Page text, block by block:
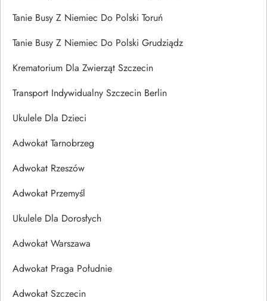
Tanie Busy Z Niemiec Do Polski Toruń
Tanie Busy Z Niemiec Do Polski Grudziądz
Krematorium Dla Zwierząt Szczecin
Transport Indywidualny Szczecin Berlin
Ukulele Dla Dzieci
Adwokat Tarnobrzeg
Adwokat Rzeszów
Adwokat Przemyśl
Ukulele Dla Dorosłych
Adwokat Warszawa
Adwokat Praga Południe
Adwokat Szczecin